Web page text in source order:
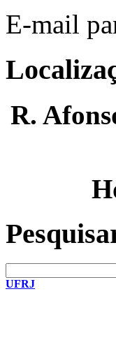
E-mail
R.
UFRJ